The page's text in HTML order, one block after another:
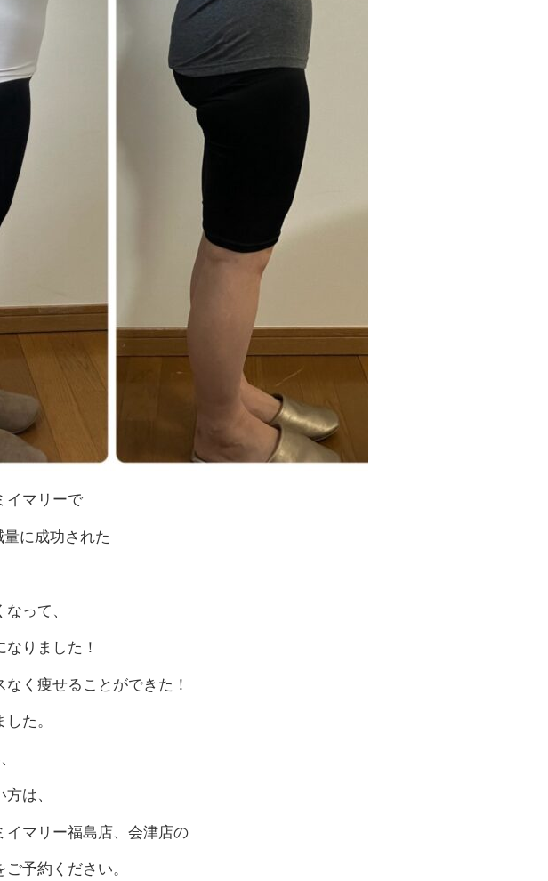
イマリーで
に成功された
って、
りました！
く痩せることができた！
た。
は、
イマリー福島店、会津店の
予約ください。